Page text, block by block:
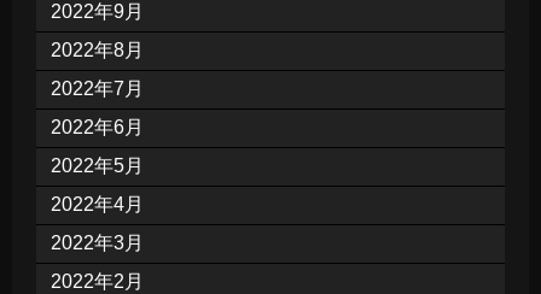
2022年9月
2022年8月
2022年7月
2022年6月
2022年5月
2022年4月
2022年3月
2022年2月